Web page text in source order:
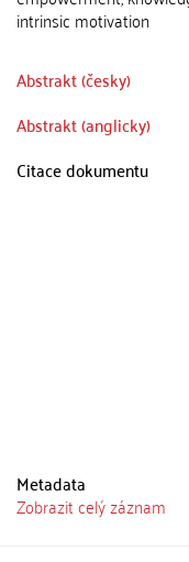
intrinsic motivation
Abstrakt (česky)
Abstrakt (anglicky)
Citace dokumentu
Metadata
Zobrazit celý záznam